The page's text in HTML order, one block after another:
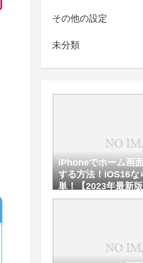
その他の設定
未分類
iPhoneでホーム画
する方法！iOS16な
単！【2023年最新